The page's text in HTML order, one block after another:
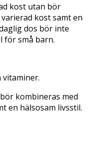
kost utan bör
kost samt en
dos bör inte
för små barn.
vitaminer.
kombineras med
en hälsosam livsstil.